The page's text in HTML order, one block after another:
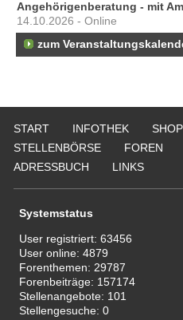
Angehörigenberatung - mit
14.10.2026 - Online
zum
START INFOTHEK SHOP
STELLENBÖRSE
FOREN
ADRESSBUCH
LINKS
Systemstatus
User registriert:63456
User online:4879
Forenthemen: 29787
Forenbeiträge: 157174
Stellenangebote: 101
Stellengesuche:0